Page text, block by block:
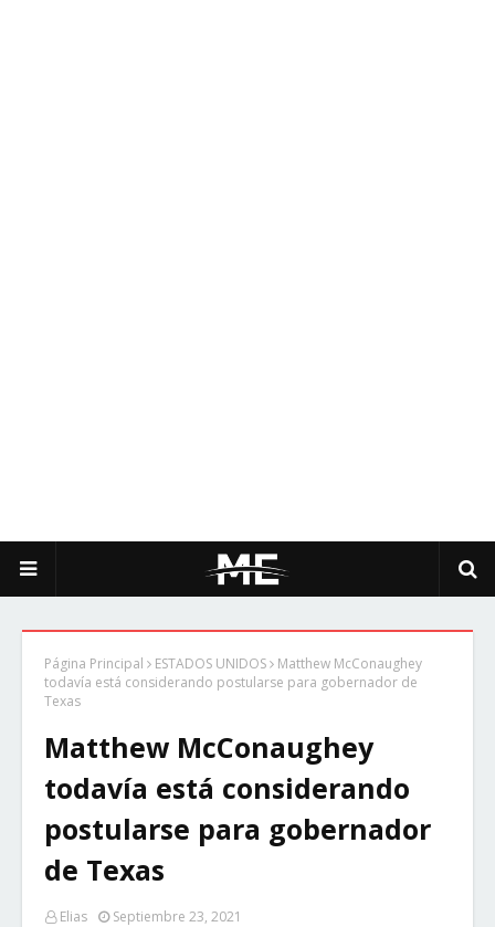
Página Principal ESTADOS UNIDOS
Matthew McConaughey
todavía está considerando postularse para gobernador de
Texas
Matthew McConaughey
todavía está considerando
postularse para gobernador
de Texas
Elias Septiembre 23, 2021